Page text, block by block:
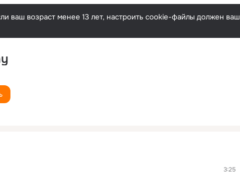
ваш возраст менее 13 лет, настроить cookie-файлы должен ваш
3:25